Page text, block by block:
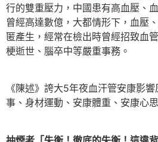
行的雙重壓力，中國患有高血壓、
曾經高達數億，大都情形下，血壓
匿產生，經常在檢出時曾經招致血
梗逝世、腦卒中等嚴重事務。
《陳述》誇大5年夜血汗管安康影
事、身材運動、安康體重、安康心思